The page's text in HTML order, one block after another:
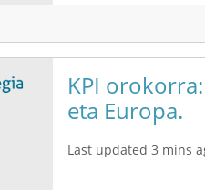
KPI
eta Europa.
Last updated 3 mins